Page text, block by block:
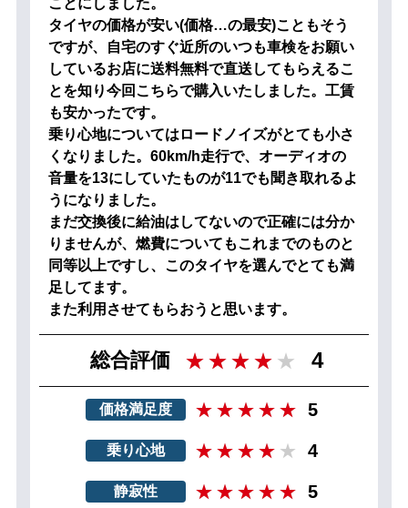
タイヤの価格が安い(価格…の最安)こともそう
ですが、自宅のすぐ近所のいつも車検をお願い
しているお店に送料無料で直送してもらえるこ
とを知り今回こちらで購入いたしました。工賃
も安かったです。
乗り心地についてはロードノイズがとても小さ
くなりました。60km/h走行で、オーディオの
音量を13にしていたものが11でも聞き取れるよ
うになりました。
まだ交換後に給油はしてないので正確には分か
りませんが、燃費についてもこれまでのものと
同等以上ですし、このタイヤを選んでとても満
足してます。
また利用させてもらおうと思います。
総合評価 4
価格満足度 5
乗り心地 4
静寂性 5